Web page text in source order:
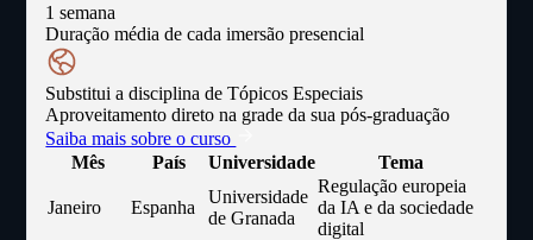
1 semana
Duração média de cada imersão presencial
Substitui a disciplina de Tópicos Especiais
Aproveitamento direto na grade da sua pós-graduação
Saiba mais sobre o curso
Mês
País Universidade Tema
Janeiro Espanha
Universidade
de Granada
Regulação europeia
da IA e da sociedade
digital